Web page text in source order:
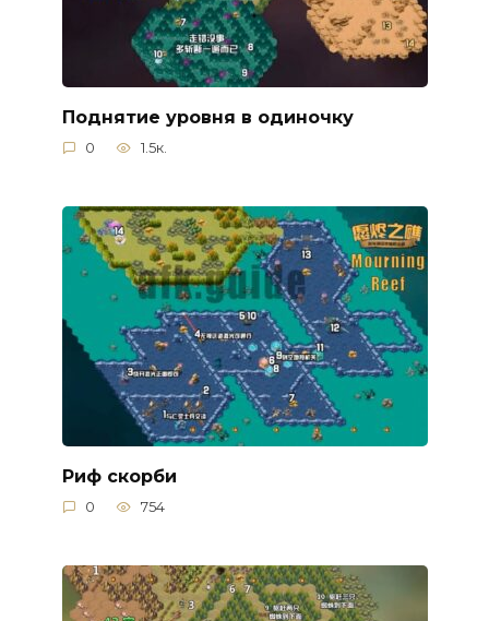
Поднятие уровня в одиночку
0 1.5к.
Риф скорби
0 754